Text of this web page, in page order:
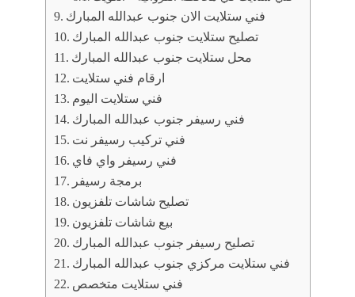
فني ستلايت الان جنوب عبدالله المبارك
تصليح ستلايت جنوب عبدالله المبارك
محل ستلايت جنوب عبدالله المبارك
ارقام فني ستلايت
فني ستلايت اليوم
فني رسيفر جنوب عبدالله المبارك
فني تركيب رسيفر نت
فني رسيفر واي فاي
برمجة رسيفر
تصليح شاشات تلفزيون
بيع شاشات تلفزيون
تصليح رسيفر جنوب عبدالله المبارك
فني ستلايت مركزي جنوب عبدالله المبارك
فني ستلايت متخصص